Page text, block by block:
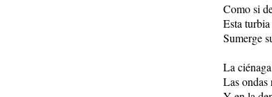
Como si
Esta
Sumerge
La
Las ondas